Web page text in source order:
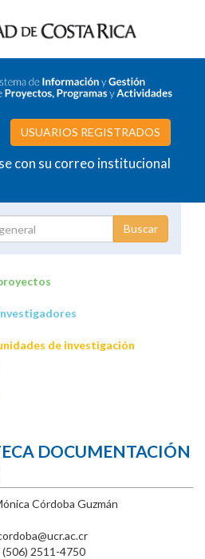
USUARIOS REGISTRADOS
con su correo institucional
de investigación
DOCUMENTACIÓN
Córdoba Guzmán
2511-4750